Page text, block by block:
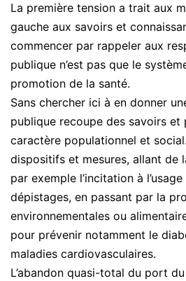
La première tension a trait aux
gauche aux savoirs et
commencer par rappeler aux
publique n’est pas que le
promotion de la santé.
Sans chercher ici à en donner
publique recoupe des savoirs
caractère populationnel et
dispositifs et mesures, allant de
par exemple l’incitation à
dépistages, en passant par la
environnementales ou
pour prévenir notamment le
maladies cardiovasculaires.
L’abandon quasi-total du port